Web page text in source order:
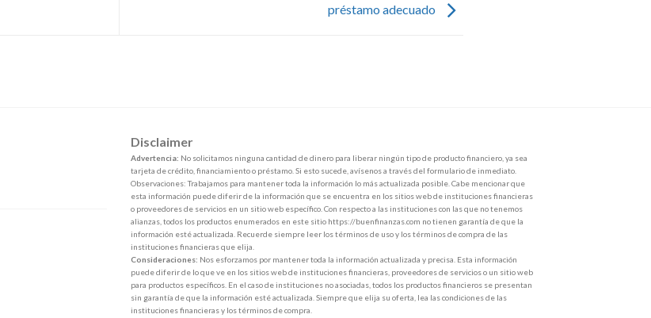
préstamo adecuado
Disclaimer
Advertencia: No solicitamos ninguna cantidad de dinero para liberar ningún tipo de producto financiero, ya sea
tarjeta de crédito, financiamiento o préstamo. Si esto sucede, avísenos a través del formulario de inmediato.
Observaciones: Trabajamos para mantener toda la información lo más actualizada posible. Cabe mencionar que
esta información puede diferir de la información que se encuentra en los sitios web de instituciones financieras
o proveedores de servicios en un sitio web específico. Con respecto a las instituciones con las que no tenemos
alianzas, todos los productos enumerados en este sitio https://buenfinanzas.com no tienen garantía de que la
información esté actualizada. Recuerde siempre leer los términos de uso y los términos de compra de las
instituciones financieras que elija.
Consideraciones: Nos esforzamos por mantener toda la información actualizada y precisa. Esta información
puede diferir de lo que ve en los sitios web de instituciones financieras, proveedores de servicios o un sitio web
para productos específicos. En el caso de instituciones no asociadas, todos los productos financieros se presentan
sin garantía de que la información esté actualizada. Siempre que elija su oferta, lea las condiciones de las
instituciones financieras y los términos de compra.